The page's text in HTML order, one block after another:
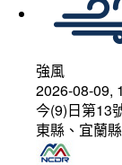
強風
2026-08-09,
今(9)日第13
東縣、宜蘭